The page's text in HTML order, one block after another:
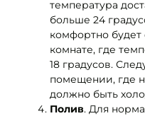
температура
больше 24
комфортно будет
комнате, где
18 градусов.
помещении, где
должно быть
Полив. Для